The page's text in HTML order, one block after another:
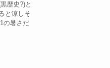
歴史?)と
と涼しそ
の暑さだ